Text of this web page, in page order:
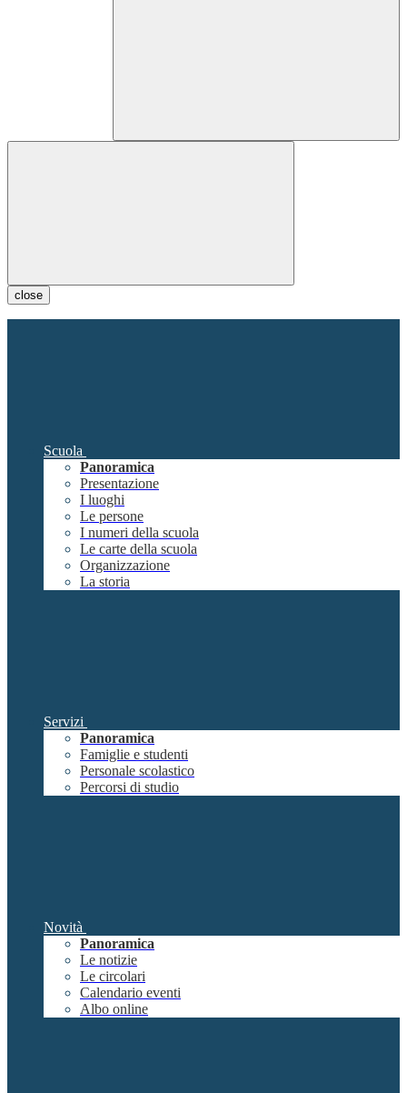
close
Scuola
Panoramica
Presentazione
I luoghi
Le persone
I numeri della scuola
Le carte della scuola
Organizzazione
La storia
Servizi
Panoramica
Famiglie e studenti
Personale scolastico
Percorsi di studio
Novità
Panoramica
Le notizie
Le circolari
Calendario eventi
Albo online